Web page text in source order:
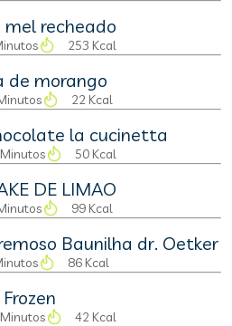
mel recheado
253 Kcal
de morango
22 Kcal
la cucinetta
50 Kcal
DE LIMAO
99 Kcal
Baunilha dr. Oetker
86 Kcal
Frozen
42 Kcal